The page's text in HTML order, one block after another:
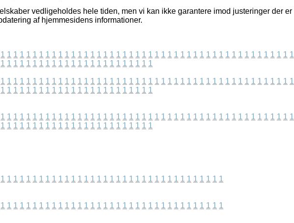
vedligeholdes hele tiden, men vi kan ikke garantere imod justeringer der er
af hjemmesidens informationer.
1 1 1 1 1 1 1 1 1 1 1 1 1 1 1 1 1 1 1 1 1 1 1 1 1 1 1 1 1 1 1 1 1 1 1 1 1 1 1 1 1 1 1 1 1 1
1 1 1 1 1 1 1 1 1 1 1 1 1 1 1 1 1 1 1 1 1 1 1 1
1 1 1 1 1 1 1 1 1 1 1 1 1 1 1 1 1 1 1 1 1 1 1 1 1 1 1 1 1 1 1 1 1 1 1 1 1 1 1 1 1 1 1 1 1 1
1 1 1 1 1 1 1 1 1 1 1 1 1 1 1 1 1 1 1 1 1 1 1 1
1 1 1 1 1 1 1 1 1 1 1 1 1 1 1 1 1 1 1 1 1 1 1 1 1 1 1 1 1 1 1 1 1 1 1 1 1 1 1 1 1 1 1 1 1 1
1 1 1 1 1 1 1 1 1 1 1 1 1 1 1 1 1 1 1 1 1 1 1 1
1 1 1 1 1 1 1 1 1 1 1 1 1 1 1 1 1 1 1 1 1 1 1 1 1 1 1 1 1 1 1 1 1 1 1
1 1 1 1 1 1 1 1 1 1 1 1 1 1 1 1 1 1 1 1 1 1 1 1 1 1 1 1 1 1 1 1 1 1 1